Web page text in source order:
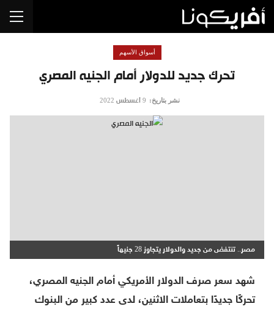
تحرك جديد للدولار أمام الجنيه المصري
أسواق الأسهم
نشر بتاريخ: 9 أغسطس 2022
مصر.. تنتفض من جديد والدولار يتجاوز 28 جنيهاً
شهد سعر صرف الدولار الأمريكي أمام الجنيه المصري،
تحركًا جديدًا بتعاملات الاثنين، لدى عدد كبير من البنوك